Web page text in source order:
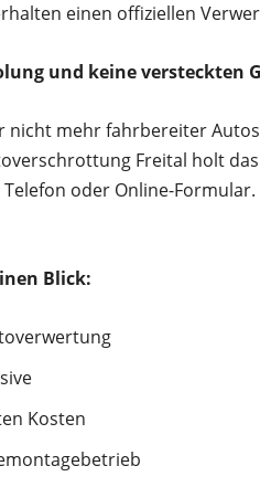
einen offiziellen
und keine versteckten
nicht mehr fahrbereiter
Freital holt
oder Online-
Blick:
Kosten